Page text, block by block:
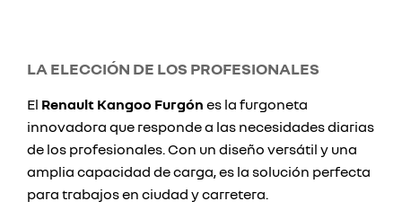
LA ELECCIÓN DE LOS PROFESIONALES
El Renault Kangoo Furgón es la furgoneta
innovadora que responde a las necesidades diarias
de los profesionales. Con un diseño versátil y una
amplia capacidad de carga, es la solución perfecta
para trabajos en ciudad y carretera.